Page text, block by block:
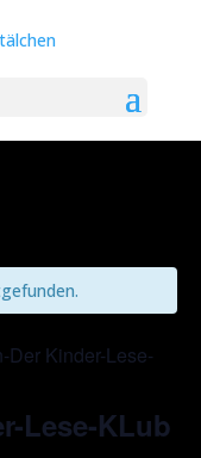
Der Kinder-Lese-
Lese-KLub